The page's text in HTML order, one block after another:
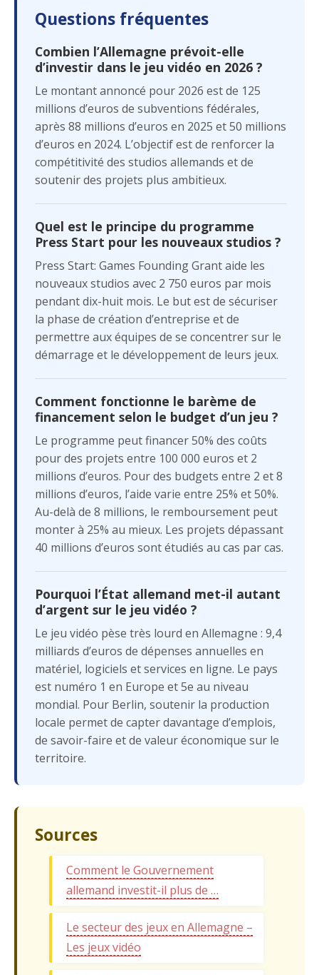
Questions fréquentes
Combien l’Allemagne prévoit-elle
d’investir dans le jeu vidéo en 2026 ?
Le montant annoncé pour 2026 est de 125
millions d’euros de subventions fédérales,
après 88 millions d’euros en 2025 et 50 millions
d’euros en 2024. L’objectif est de renforcer la
compétitivité des studios allemands et de
soutenir des projets plus ambitieux.
Quel est le principe du programme
Press Start pour les nouveaux studios ?
Press Start: Games Founding Grant aide les
nouveaux studios avec 2 750 euros par mois
pendant dix-huit mois. Le but est de sécuriser
la phase de création d’entreprise et de
permettre aux équipes de se concentrer sur le
démarrage et le développement de leurs jeux.
Comment fonctionne le barème de
financement selon le budget d’un jeu ?
Le programme peut financer 50% des coûts
pour des projets entre 100 000 euros et 2
millions d’euros. Pour des budgets entre 2 et 8
millions d’euros, l’aide varie entre 25% et 50%.
Au-delà de 8 millions, le remboursement peut
monter à 25% au mieux. Les projets dépassant
40 millions d’euros sont étudiés au cas par cas.
Pourquoi l’État allemand met-il autant
d’argent sur le jeu vidéo ?
Le jeu vidéo pèse très lourd en Allemagne : 9,4
milliards d’euros de dépenses annuelles en
matériel, logiciels et services en ligne. Le pays
est numéro 1 en Europe et 5e au niveau
mondial. Pour Berlin, soutenir la production
locale permet de capter davantage d’emplois,
de savoir-faire et de valeur économique sur le
territoire.
Sources
Comment le Gouvernement
allemand investit-il plus de …
Le secteur des jeux en Allemagne –
Les jeux vidéo